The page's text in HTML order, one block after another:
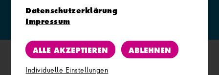
Datenschutzerklärung
Impressum
ALLE AKZEPTIEREN ABLEHNEN
Individuelle Einstellungen